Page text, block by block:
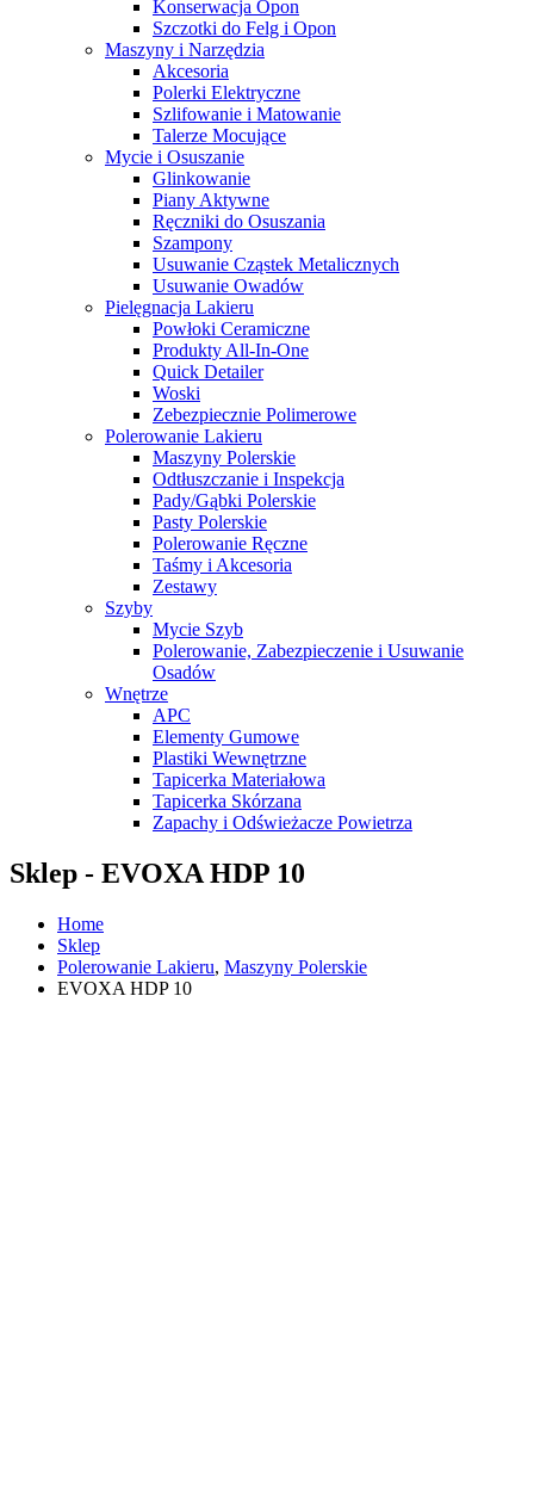
Konserwacja Opon
Szczotki do Felg i Opon
Maszyny i Narzędzia
Akcesoria
Polerki Elektryczne
Szlifowanie i Matowanie
Talerze Mocujące
Mycie i Osuszanie
Glinkowanie
Piany Aktywne
Ręczniki do Osuszania
Szampony
Usuwanie Cząstek Metalicznych
Usuwanie Owadów
Pielęgnacja Lakieru
Powłoki Ceramiczne
Produkty All-In-One
Quick Detailer
Woski
Zebezpiecznie Polimerowe
Polerowanie Lakieru
Maszyny Polerskie
Odtłuszczanie i Inspekcja
Pady/Gąbki Polerskie
Pasty Polerskie
Polerowanie Ręczne
Taśmy i Akcesoria
Zestawy
Szyby
Mycie Szyb
Polerowanie, Zabezpieczenie i Usuwanie
Osadów
Wnętrze
APC
Elementy Gumowe
Plastiki Wewnętrzne
Tapicerka Materiałowa
Tapicerka Skórzana
Zapachy i Odświeżacze Powietrza
Sklep - EVOXA HDP 10
Home
Sklep
Polerowanie Lakieru, Maszyny Polerskie
EVOXA HDP 10